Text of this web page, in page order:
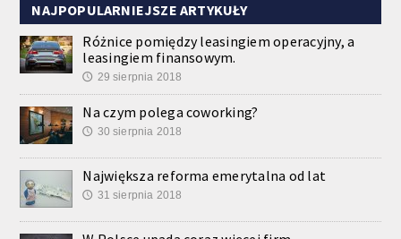
NAJPOPULARNIEJSZE ARTYKUŁY
Różnice pomiędzy leasingiem operacyjny, a
leasingiem finansowym.
🕔 29 sierpnia 2018
Na czym polega coworking?
🕔 30 sierpnia 2018
Największa reforma emerytalna od lat
🕔 31 sierpnia 2018